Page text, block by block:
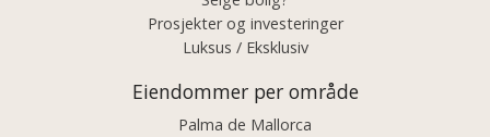
Prosjekter og investeringer
Luksus / Eksklusiv
Eiendommer per område
Palma de Mallorca